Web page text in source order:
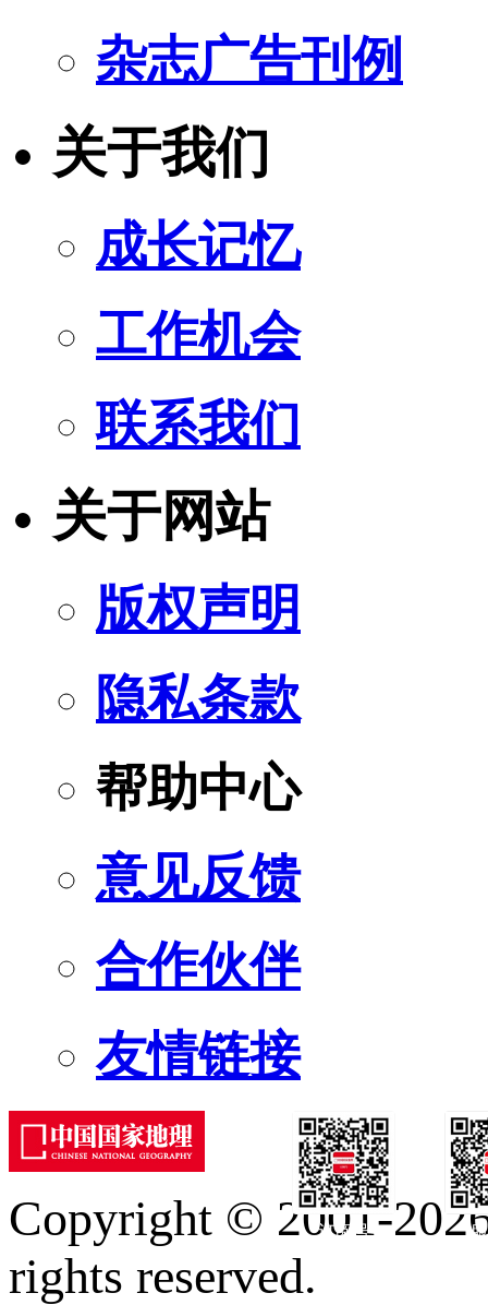
杂志广告刊例
关于我们
成长记忆
工作机会
联系我们
关于网站
版权声明
隐私条款
帮助中心
意见反馈
合作伙伴
友情链接
订阅号
Copyright © 2001-
rights reserved.